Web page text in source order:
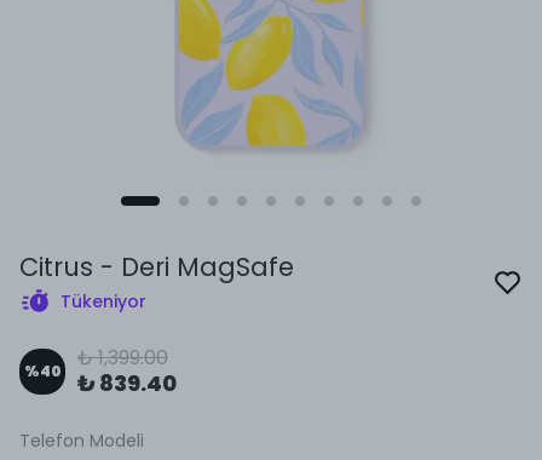
Citrus - Deri MagSafe
Tükeniyor
%40 ₺ 1,399.00
₺ 839.40
Telefon Modeli